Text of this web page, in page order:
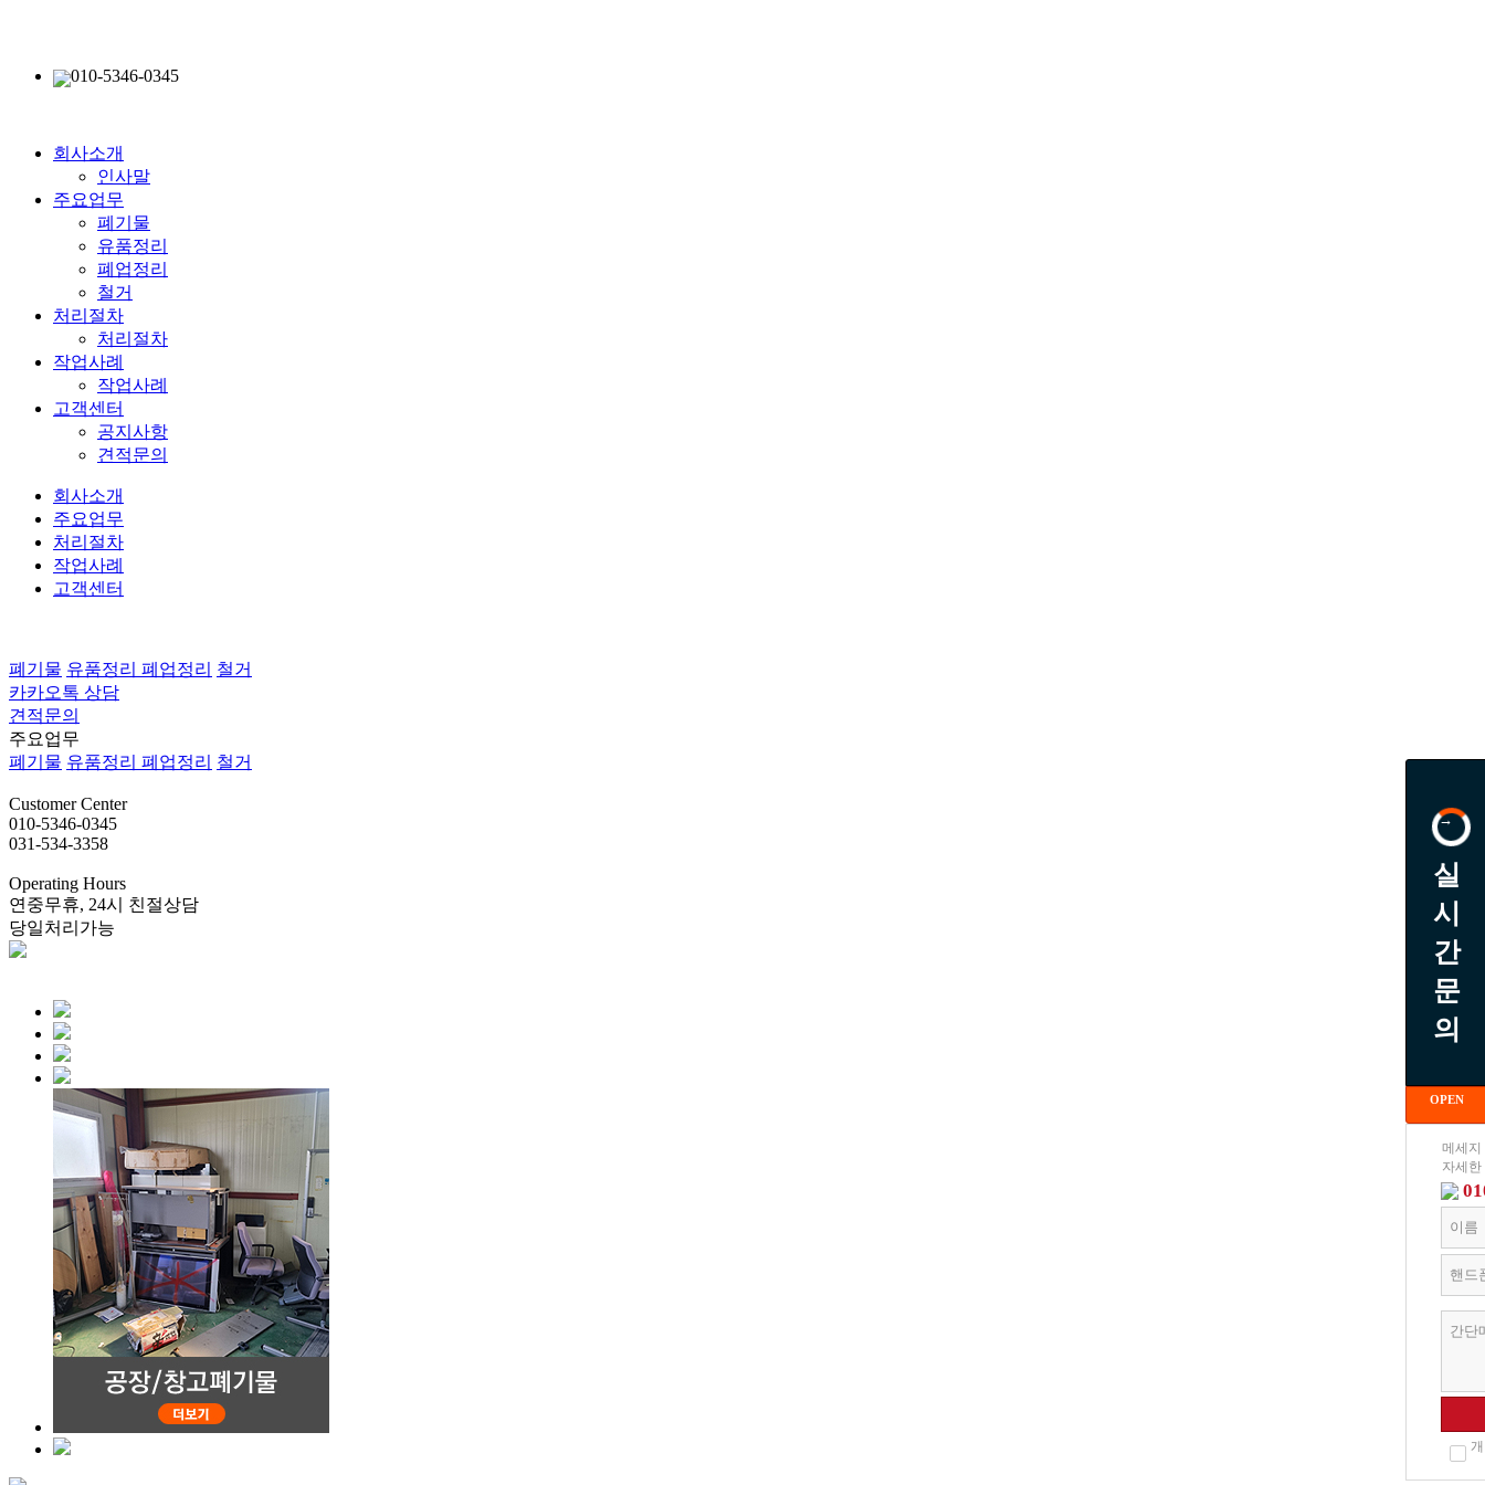
010-5346-0345
회사소개
인사말
주요업무
폐기물
유품정리
폐업정리
철거
처리절차
처리절차
작업사례
작업사례
고객센터
공지사항
견적문의
회사소개
주요업무
처리절차
작업사례
고객센터
폐기물 유품정리 폐업정리 철거
카카오톡 상담
견적문의
주요업무
폐기물 유품정리 폐업정리 철거
CustomerCenter
010-5346-0345
031-534-3358
Operating Hours
연중무휴, 24시 친절상담
당일처리가능
→
실
시
간
문
의
OPEN
메세지
자세